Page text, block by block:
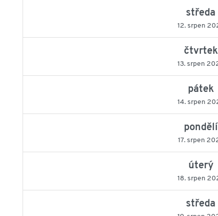
středa
12. srpen
čtvrtek
13. srpen
pátek
14. srpen
pondělí
17. srpen
úterý
18. srpen
středa